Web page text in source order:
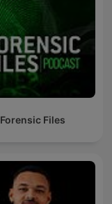
Forensic Files